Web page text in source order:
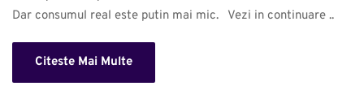
Dar consumul real este putin mai mic.   Vezi in continuare ..
Citeste Mai Multe